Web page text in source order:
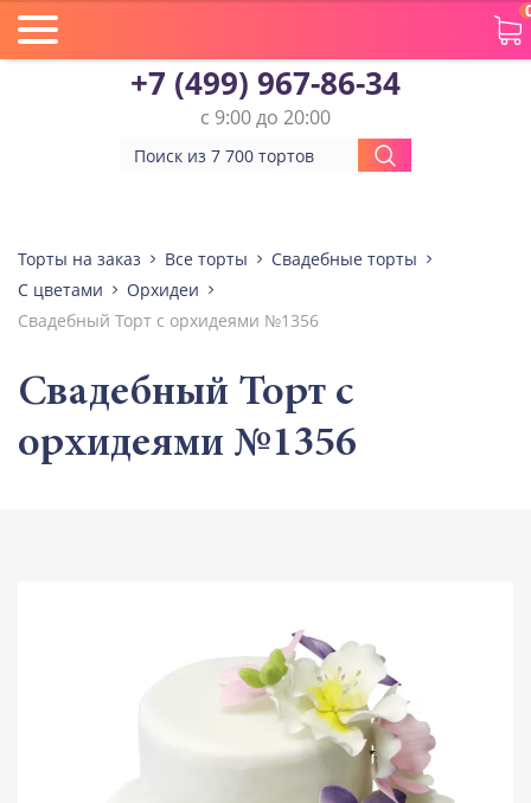
+7 (499) 967-86-34
с 9:00 до 20:00
Торты на заказ Все торты
Свадебные торты
С цветами
Орхидеи
Свадебный Торт с орхидеями №1356
Свадебный Торт с
орхидеями №1356